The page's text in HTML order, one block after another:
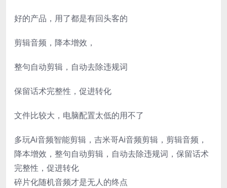
好的产品，用了都是有回头客的
剪辑音频，降本增效，
整句自动剪辑，自动去除违规词
保留话术完整性，促进转化
文件比较大，电脑配置太低的用不了
多玩Ai音频智能剪辑，吉米哥Ai音频剪辑，剪辑音频，
降本增效，整句自动剪辑，自动去除违规词，保留话术
完整性，促进转化
碎片化随机音频才是无人的终点